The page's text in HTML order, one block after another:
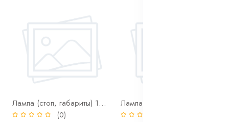
Лампа (стоп, габариты) 12-21 BA15S
(0)